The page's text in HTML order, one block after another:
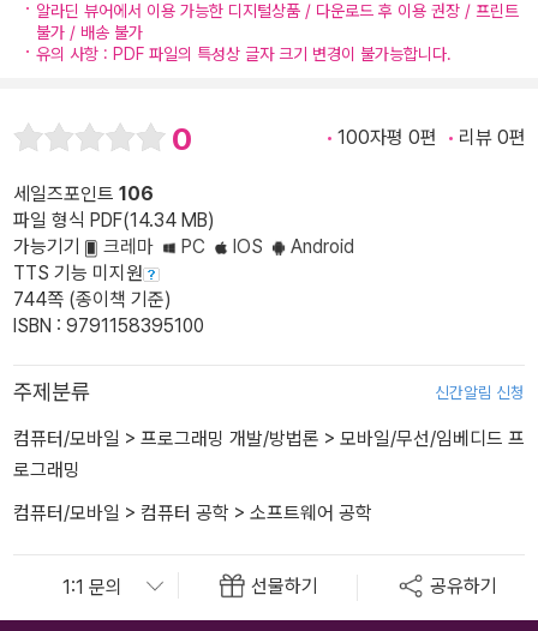
알라딘 뷰어에서 이용 가능한 디지털상품 / 다운로드 후 이용 권장 / 프린트
불가 / 배송 불가
유의 사항 : PDF 파일의 특성상 글자 크기 변경이 불가능합니다.
0 100자평 0편 리뷰 0편
세일즈포인트 106
파일 형식 PDF(14.34 MB)
가능기기
크레마 PC IOS
Android
TTS 기능 미지원
744쪽 (종이책 기준)
ISBN : 9791158395100
주제분류 신간알림 신청
컴퓨터/모바일 > 프로그래밍 개발/방법론 > 모바일/무선/임베디드 프
로그래밍
컴퓨터/모바일 > 컴퓨터 공학 > 소프트웨어 공학
선물하기 공유하기